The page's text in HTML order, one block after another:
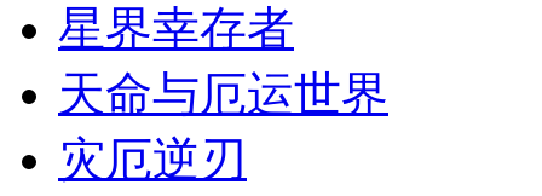
星界幸存者
天命与厄运世界
灾厄逆刃